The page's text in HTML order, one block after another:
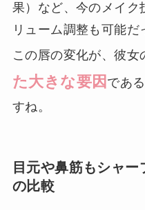
果）など、今のメイク
リューム調整も可能だ
この唇の変化が、彼女
た大きな要因 であ
すね。
目元や鼻筋もシャ
の比較